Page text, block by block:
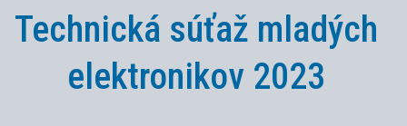
Technická súťaž mladých
elektronikov 2023